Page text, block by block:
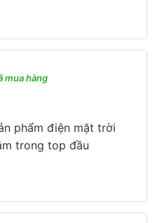
mua hàng
phẩm điện mặt trời
trong top đầu